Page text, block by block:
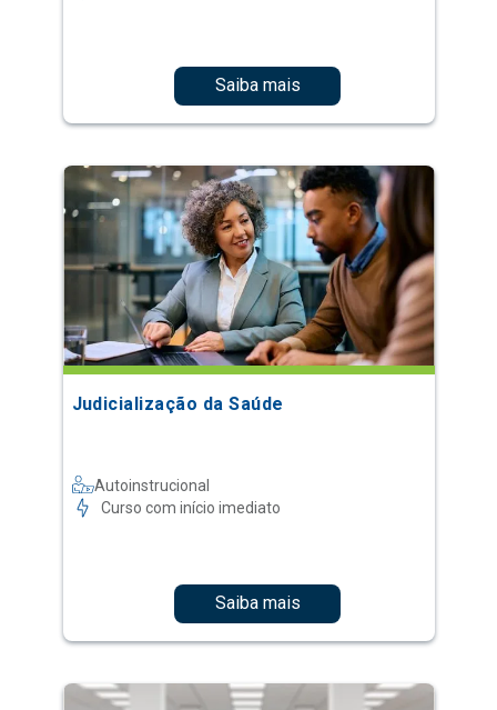
Saiba mais
Judicialização da Saúde
Autoinstrucional
Curso com início imediato
Saiba mais